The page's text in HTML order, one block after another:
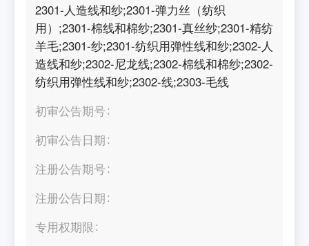
2301-人造线和纱;2301-弹力丝（纺织
用）;2301-棉线和棉纱;2301-真丝纱;2301-精纺
羊毛;2301-纱;2301-纺织用弹性线和纱;2302-人
造线和纱;2302-尼龙线;2302-棉线和棉纱;2302-
纺织用弹性线和纱;2302-线;2303-毛线
初审公告期号
初审公告日期
注册公告期号
注册公告日期
专用权期限